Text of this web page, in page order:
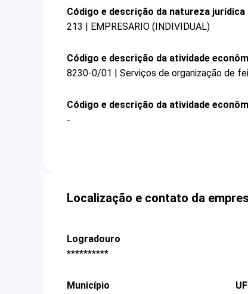
Código e descrição da natureza jurídica
213 | EMPRESARIO (INDIVIDUAL)
Código e descrição da atividade
8230-0/01 | Serviços de organização de
Código e descrição da atividade
-
Localização e contato da
Logradouro
**********
Município
UF